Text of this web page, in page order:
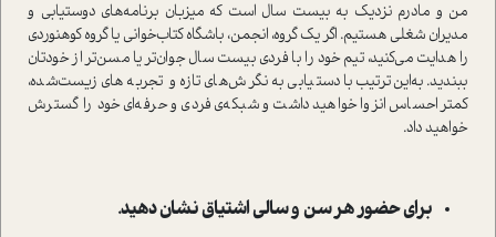
من و مادرم نزدیک به بیست سال است که میزبان برنامه‌های دوستیابی و
مدیران شغلی هستیم. اگر یک گروه، انجمن، باشگاه کتاب‌خوانی یا گروه کوهنوردی
را هدایت می‌کنید، تیم خود را با فردی بیست سال جوان‌تر یا مسن‌تر از خودتان
ببندید. به‌این‌ترتیب با دستیابی به نگرش‌های تازه و تجربه‌های زیست‌شده،
کمتر احساس انزوا خواهید داشت و شبکه‌ی فردی و حرفه‌ای خود را گسترش
خواهید داد.
برای حضور هر سن و سالی اشتیاق نشان دهید.